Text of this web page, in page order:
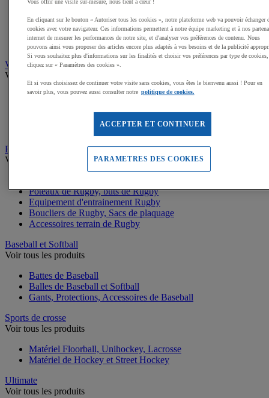
Accessoires d'entrainement de Handball
Accessoires buts de Hand
Sandball
Volleyball
Voir tous les produits
Ballons de Volley
Rugby
Voir tous les produits
Poteaux de Rugby, buts de Rugby
Equipement d'entrainement Rugby
Boucliers de Rugby, Sacs de plaquage
Accessoires terrain de Rugby
Baseball et Softball
Voir tous les produits
Battes de Baseball
Balles de Baseball et Softball
Gants, Protections, Accessoires de Baseball
Sports de crosse
Voir tous les produits
Matériel Floorball, Unihockey, Lacrosse
Matériel de Hockey et Street Hockey
Ultimate
Voir tous les produits
En cliquant sur le bouton « Autoriser tous les cookies », notre plateforme web va pouvoir échanger
cookies avec votre navigateur. Ces informations permettent à notre équipe marketing et à nos
internet de mesurer les performances de notre site, et d'analyser vos préférences de contenu. Nous
pouvons ainsi vous proposer des articles encore plus adaptés à vos besoins et de la publicité
Si vous souhaitez plus d'informations sur les finalités et choisir vos préférences par type de cookies,
cliquez sur « Paramètres des cookies ».
Et si vous choisissez de continuer votre visite sans cookies, vous êtes le bienvenu aussi ! Pour en
savoir plus, vous pouvez aussi consulter notre politique de cookies.
ACCEPTER ET CONTINUER
PARAMETRES DES COOKIES